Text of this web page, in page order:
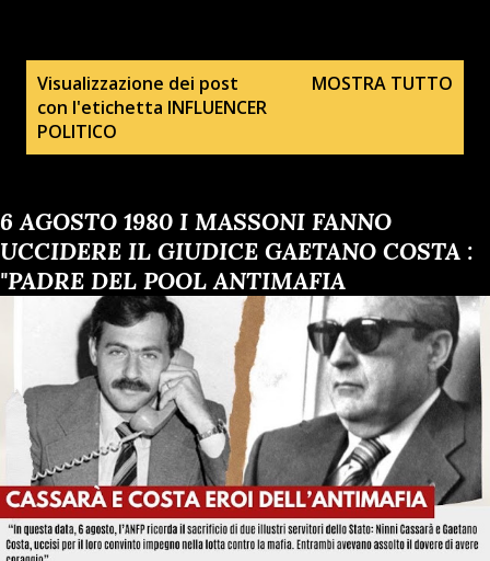
Visualizzazione dei post
con l'etichetta INFLUENCER
POLITICO
MOSTRA TUTTO
6 AGOSTO 1980 I MASSONI FANNO
UCCIDERE IL GIUDICE GAETANO COSTA :
"PADRE DEL POOL ANTIMAFIA